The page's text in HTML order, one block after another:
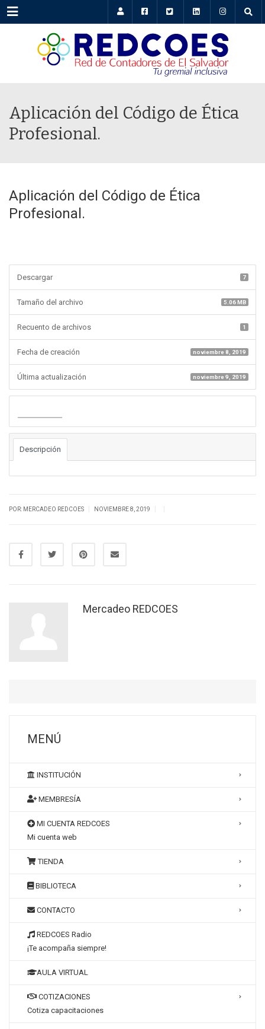
Menu
Aplicación del Código de Ética
Profesional.
Aplicación del Código de Ética
Profesional.
Descargar 7
Tamaño del archivo 5.06 MB
Recuento de archivos 1
Fecha de creación noviembre 8, 2019
Última actualización noviembre 9, 2019
Descripción
POR: MERCADEO REDCOES NOVIEMBRE 8, 2019
Mercadeo REDCOES
MENÚ
INSTITUCIÓN
MEMBRESÍA
MI CUENTA REDCOES
Mi cuenta web
TIENDA
BIBLIOTECA
CONTACTO
REDCOES Radio
¡Te acompaña siempre!
AULA VIRTUAL
COTIZACIONES
Cotiza capacitaciones